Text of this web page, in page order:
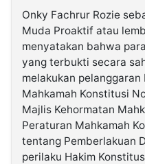
Onky Fachrur Rozie
Muda Proaktif atau
menyatakan bahwa
yang terbukti secara
melakukan
Mahkamah Konstitusi
Majlis Kehormatan
Peraturan Mahkamah
tentang Pemberlakuan
perilaku Hakim